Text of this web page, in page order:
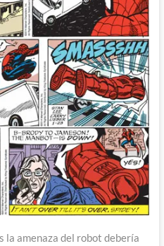
la amenaza del robot debería